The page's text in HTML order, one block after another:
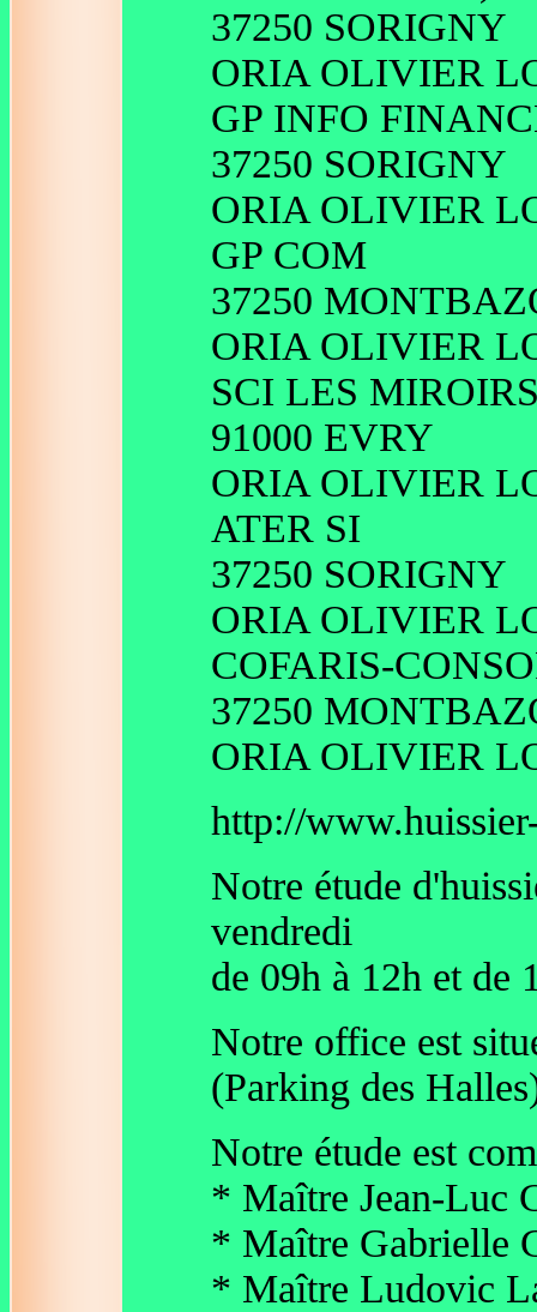
37250 SORIGNY
ORIA OLIVIER
GP INFO
37250 SORIGNY
ORIA OLIVIER
GP COM
37250
ORIA OLIVIER
SCI LES
91000 EVRY
ORIA OLIVIER
ATER SI
37250 SORIGNY
ORIA OLIVIER
COFARIS-
37250
ORIA OLIVIER
http://
Notre étude
vendredi
de 09h à 12h et de
Notre office est
(Parking des
Notre étude est
* Maître Jean-Luc
* Maître Gabrielle
* Maître Ludovic